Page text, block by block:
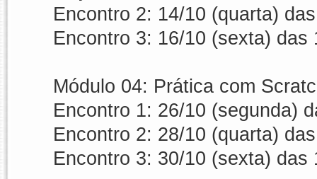
Encontro 2: 14/10 (quarta)
Encontro 3: 16/10 (sexta) das
Módulo 04: Prática com
Encontro 1: 26/10 (segunda)
Encontro 2: 28/10 (quarta)
Encontro 3: 30/10 (sexta) das